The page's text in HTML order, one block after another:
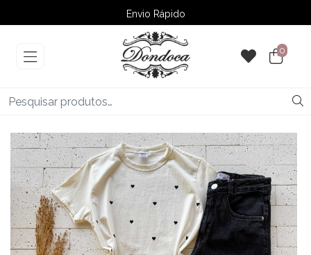
Envio Rápido
➚ Ofertas– Até 60% OFF
0